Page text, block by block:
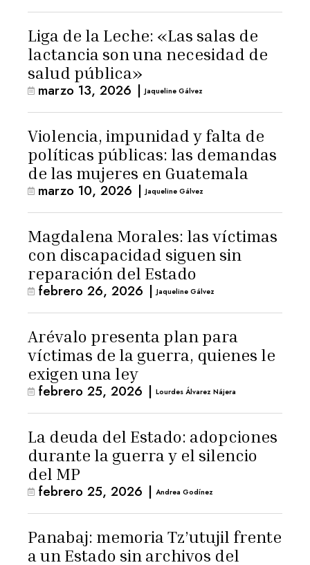
Liga de la Leche: «Las salas de
lactancia son una necesidad de
salud pública»
marzo 13, 2026 | Jaqueline Gálvez
Violencia, impunidad y falta de
políticas públicas: las demandas
de las mujeres en Guatemala
marzo 10, 2026 | Jaqueline Gálvez
Magdalena Morales: las víctimas
con discapacidad siguen sin
reparación del Estado
febrero 26, 2026 | Jaqueline Gálvez
Arévalo presenta plan para
víctimas de la guerra, quienes le
exigen una ley
febrero 25, 2026 | Lourdes Álvarez Nájera
La deuda del Estado: adopciones
durante la guerra y el silencio
del MP
febrero 25, 2026 | Andrea Godínez
Panabaj: memoria Tz’utujil frente
a un Estado sin archivos del